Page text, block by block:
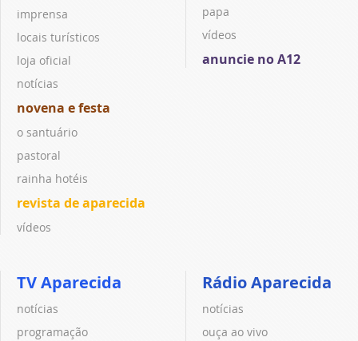
imprensa
locais turísticos
loja oficial
notícias
novena e festa
o santuário
pastoral
rainha hotéis
revista de aparecida
vídeos
papa
vídeos
anuncie no A12
TV Aparecida
notícias
programação
Rádio Aparecida
notícias
ouça ao vivo